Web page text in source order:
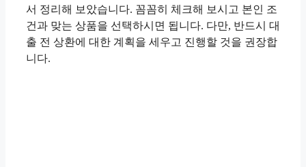
서 정리해 보았습니다. 꼼꼼히 체크해 보시고 본인 조
건과 맞는 상품을 선택하시면 됩니다. 다만, 반드시 대
출 전 상환에 대한 계획을 세우고 진행할 것을 권장합
니다.